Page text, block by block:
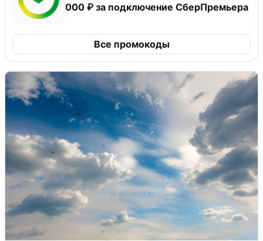
000 ₽ за подключение СберПремьера
Все промокоды